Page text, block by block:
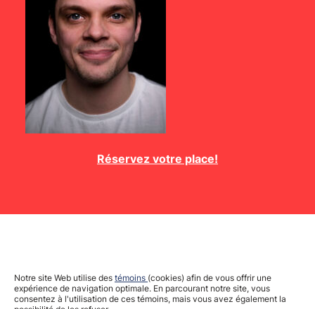
Notre site Web utilise des témoins (cookies) afin de vous offrir une
expérience de navigation optimale. En parcourant notre site, vous
consentez à l'utilisation de ces témoins, mais vous avez également la
Réservez votre place!